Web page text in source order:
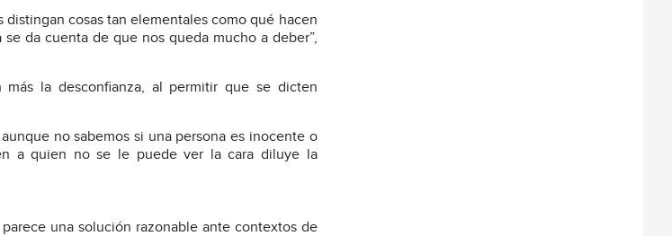
cosas tan elementales como qué hacen
da cuenta de que nos queda mucho a deber”,
la desconfianza, al permitir que se dicten
no sabemos si una persona es inocente o
a quien no se le puede ver la cara diluye la
una solución razonable ante contextos de